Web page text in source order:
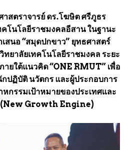
สตราจารย์ ดร.โฆษิต ศรีภูธร
โนโลยีราชมงคลอีสาน ในฐานะ
สนอ “สมุดปกขาว” ยุทธศาสตร์
ยาลัยเทคโนโลยีราชมงคล ระยะ
ยใต้แนวคิด “ONE RMUT” เพื่อ
ปฏิบัติ นวัตกร และผู้ประกอบการ
กรรมเป้าหมายของประเทศและ
(New Growth Engine)